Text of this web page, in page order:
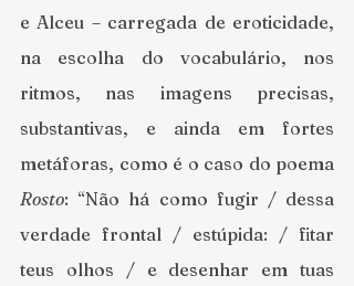
e Alceu – carregada de eroticidade,
na escolha do vocabulário, nos
ritmos, nas imagens precisas,
substantivas, e ainda em fortes
Rosto: “Não há como fugir / dessa
verdade frontal / estúpida: / fitar
teus olhos / e desenhar em tuas